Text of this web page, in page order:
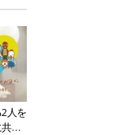
人を
感